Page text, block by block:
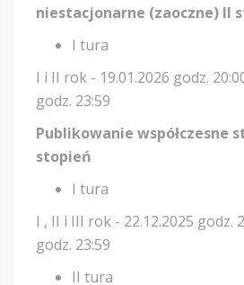
niestacjonarne (zaoczne) II
I tura
I i II rok - 19.01.2026 godz.
godz. 23:59
Publikowanie współczesne
stopień
I tura
I , II i III rok - 22.12.2025 godz.
godz. 23:59
II tura